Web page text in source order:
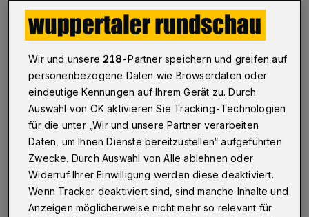
06.12.2021 , 18:44 Uhr Eine Minute Lesezeit
I mmer, wenn in unserer Stadt ein
Bürgerbegehren oder
„Bürgeraufbegehren“ stattfindet, stellt sich
Wir und unsere 218-Partner speichern und greifen auf
personenbezogene Daten wie Browserdaten oder
eindeutige Kennungen auf Ihrem Gerät zu. Durch
Auswahl von OK aktivieren Sie Tracking-Technologien
für die unter „Wir und unsere Partner verarbeiten
Daten, um Ihnen Dienste bereitzustellen“ aufgeführten
Zwecke. Durch Auswahl von Alle ablehnen oder
Widerruf Ihrer Einwilligung werden diese deaktiviert.
Wenn Tracker deaktiviert sind, sind manche Inhalte und
Anzeigen möglicherweise nicht mehr so relevant für